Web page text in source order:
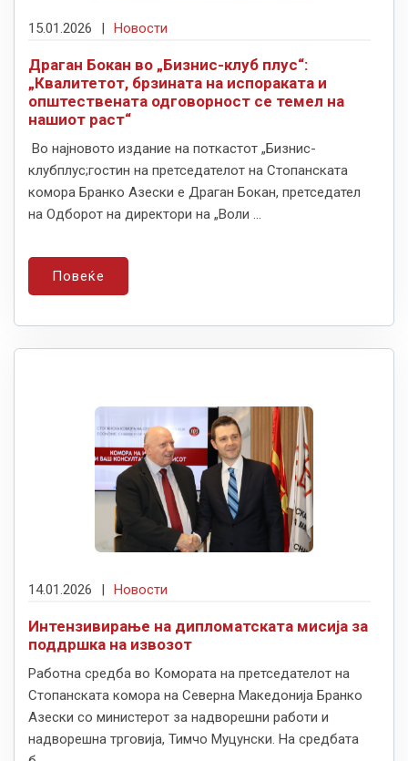
15.01.2026 | Новости
Драган Бокан во „Бизнис-клуб плус“:
„Квалитетот, брзината на испораката и
општествената одговорност се темел на
нашиот раст“
Во најновото издание на поткастот „Бизнис-
клубплус;гостин на претседателот на Стопанската
комора Бранко Азески е Драган Бокан, претседател
на Одборот на директори на „Воли ...
Повеќе
14.01.2026 | Новости
Интензивирање на дипломатската мисија за
поддршка на извозот
Работна средба во Комората на претседателот на
Стопанската комора на Северна Македонија Бранко
Азески со министерот за надворешни работи и
надворешна трговија, Тимчо Муцунски. На средбата